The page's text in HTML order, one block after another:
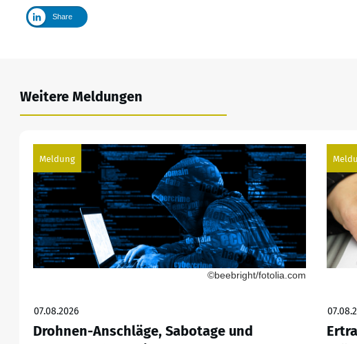
Share
Weitere Meldungen
Meldung
©beebright/fotolia.com
07.08.2026
Drohnen-Anschläge, Sabotage und